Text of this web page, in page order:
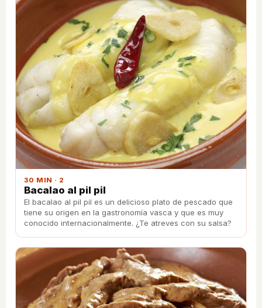
30 MIN · 2
Bacalao al pil pil
El bacalao al pil pil es un delicioso plato de pescado que
tiene su origen en la gastronomía vasca y que es muy
conocido internacionalmente. ¿Te atreves con su salsa?